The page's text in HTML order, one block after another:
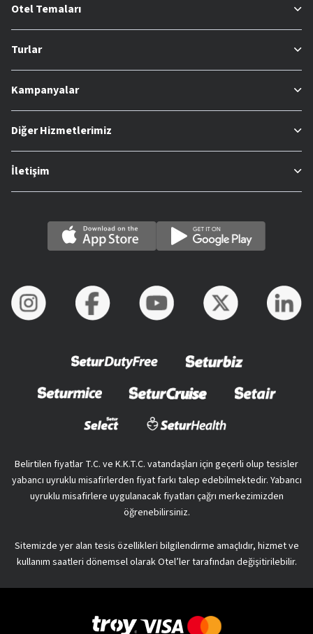
Otel Temaları
Turlar
Kampanyalar
Diğer Hizmetlerimiz
İletişim
Belirtilen fiyatlar T.C. ve K.K.T.C. vatandaşları için geçerli olup tesisler
yabancı uyruklu misafirlerden fiyat farkı talep edebilmektedir. Yabancı
uyruklu misafirlere uygulanacak fiyatları çağrı merkezimizden
öğrenebilirsiniz.
Sitemizde yer alan tesis özellikleri bilgilendirme amaçlıdır, hizmet ve
kullanım saatleri dönemsel olarak Otel’ler tarafından değişitirilebilir.